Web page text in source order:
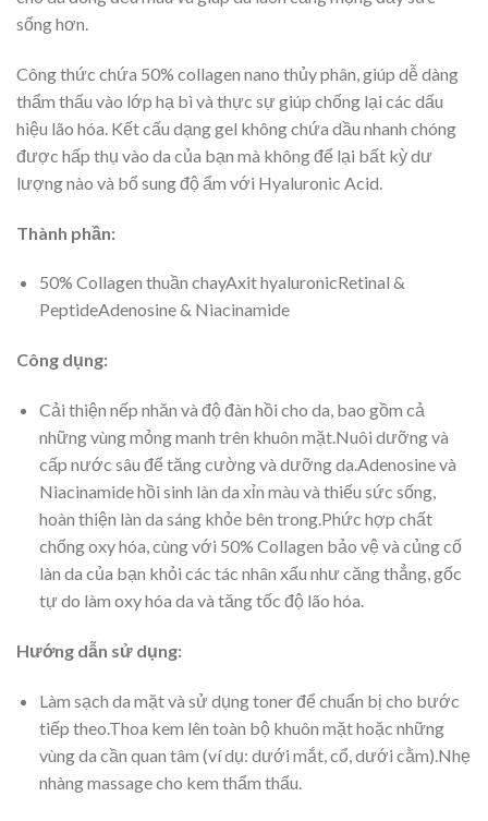
sống hơn.
Công thức chứa 50% collagen nano thủy phân, giúp dễ dàng
thẩm thấu vào lớp hạ bì và thực sự giúp chống lại các dấu
hiệu lão hóa. Kết cấu dạng gel không chứa dầu nhanh chóng
được hấp thụ vào da của bạn mà không để lại bất kỳ dư
lượng nào và bổ sung độ ẩm với Hyaluronic Acid.
Thành phần:
50% Collagen thuần chayAxit hyaluronicRetinal &
PeptideAdenosine & Niacinamide
Công dụng:
Cải thiện nếp nhăn và độ đàn hồi cho da, bao gồm cả
những vùng mỏng manh trên khuôn mặt.Nuôi dưỡng và
cấp nước sâu để tăng cường và dưỡng da.Adenosine và
Niacinamide hồi sinh làn da xỉn màu và thiếu sức sống,
hoàn thiện làn da sáng khỏe bên trong.Phức hợp chất
chống oxy hóa, cùng với 50% Collagen bảo vệ và củng cố
làn da của bạn khỏi các tác nhân xấu như căng thẳng, gốc
tự do làm oxy hóa da và tăng tốc độ lão hóa.
Hướng dẫn sử dụng:
Làm sạch da mặt và sử dụng toner để chuẩn bị cho bước
tiếp theo.Thoa kem lên toàn bộ khuôn mặt hoặc những
vùng da cần quan tâm (ví dụ: dưới mắt, cổ, dưới cằm).Nhẹ
nhàng massage cho kem thẩm thấu.